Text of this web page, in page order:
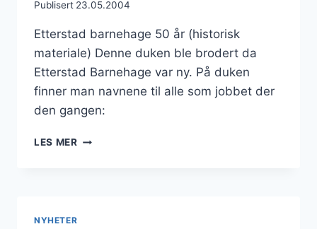
Publisert 23.05.2004
Etterstad barnehage 50 år (historisk
materiale) Denne duken ble brodert da
Etterstad Barnehage var ny. På duken
finner man navnene til alle som jobbet der
den gangen:
LES MERETTERSTAD
NYHETER